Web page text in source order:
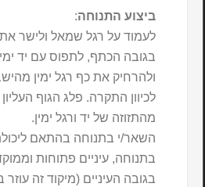
ביצוע התנוחה:
לעמוד על רגל שמאל ולישר
בגובה הכתף, לתפוס עם יד
ולהרחיק את כף רגל ימין
לכיוון התקרה. פלג הגוף
מהתזוזה של יד ורגל ימין.
השאר/י בתנוחה בהתאם
בתנוחה, עיניים פתוחות
בגובה העיניים (מיקוד זה עוזר